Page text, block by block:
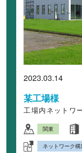
2023.03.14
某工場様
工場内ネットワ
関東
ネットワーク構